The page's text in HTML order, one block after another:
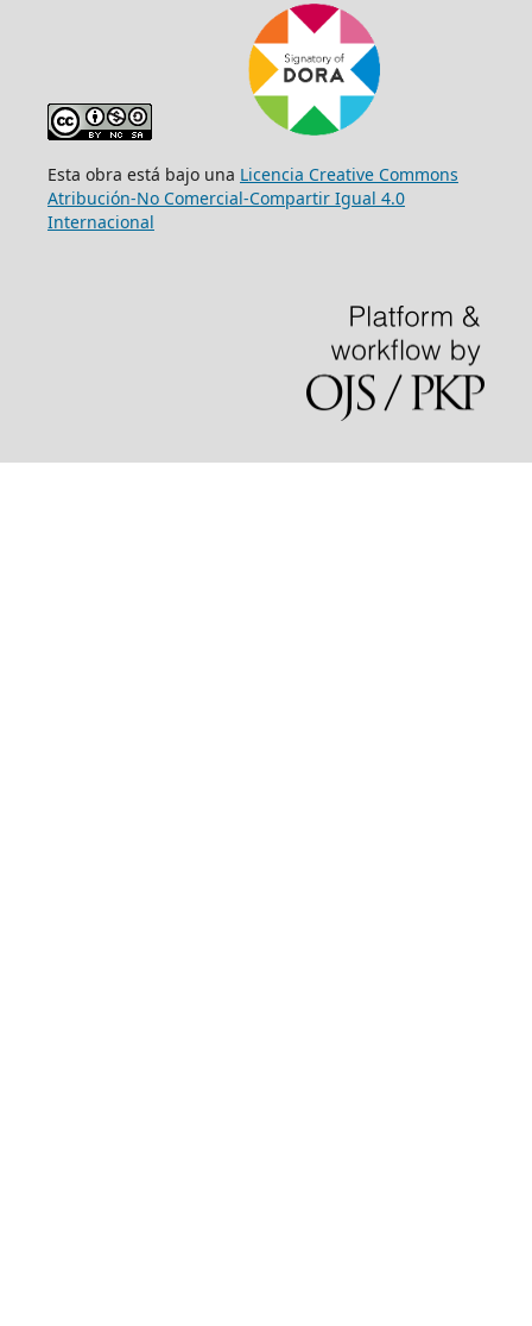
Esta obra está bajo una Licencia Creative Commons
Atribución-No Comercial-Compartir Igual 4.0
Internacional